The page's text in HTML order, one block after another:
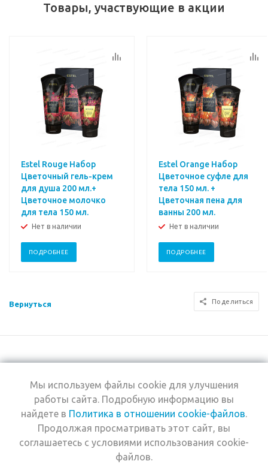
Товары, участвующие в акции
Estel Rouge Набор
Цветочный гель-крем
для душа 200 мл.+
Цветочное молочко
для тела 150 мл.
Нет в наличии
ПОДРОБНЕЕ
Estel Orange Набор
Цветочное суфле для
тела 150 мл. +
Цветочная пена для
ванны 200 мл.
Нет в наличии
ПОДРОБНЕЕ
Вернуться Поделиться
+7 (495) 969-0950
2026 © Интернет-
магазин Estel
Компания
Информация
Помощь
Мы используем файлы cookie для улучшения
работы сайта. Подробную информацию вы
найдете в Политика в отношении cookie-файлов.
Продолжая просматривать этот сайт, вы
соглашаетесь с условиями использования cookie-
файлов.